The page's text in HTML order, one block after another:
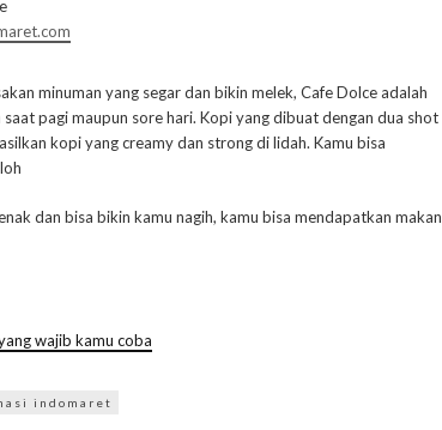
minuman yang segar dan bikin melek, Cafe Dolce adalah
pagi maupun sore hari. Kopi yang dibuat dengan dua shot
kopi yang creamy dan strong di lidah. Kamu bisa
dan bisa bikin kamu nagih, kamu bisa mendapatkan makan
wajib kamu coba
indomaret